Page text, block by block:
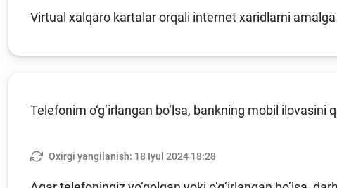
Virtual xalqaro kartalar orqali internet xaridlarni
Telefonim o‘g‘irlangan bo‘lsa, bankning mobil ilovasini
Oxirgi yangilanish: 18 Iyul 2024 18:28